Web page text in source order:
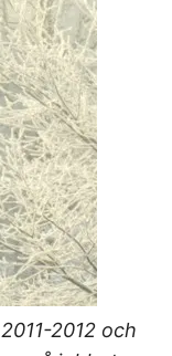
2012 och